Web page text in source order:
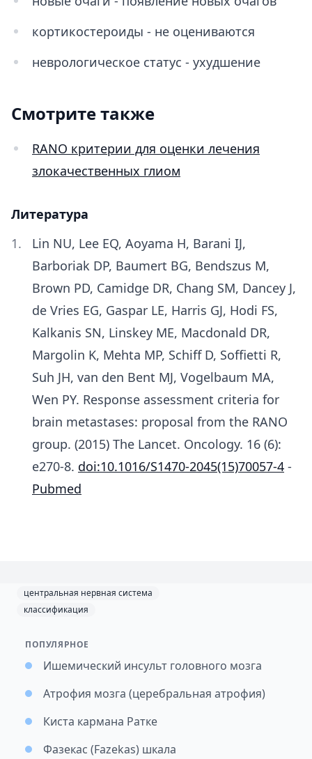
кортикостероиды - не оцениваются
неврологическое статус - ухудшение
Смотрите также
RANO критерии для оценки лечения
злокачественных глиом
Литература
Lin NU, Lee EQ, Aoyama H, Barani IJ,
Barboriak DP, Baumert BG, Bendszus M,
Brown PD, Camidge DR, Chang SM, Dancey J,
de Vries EG, Gaspar LE, Harris GJ, Hodi FS,
Kalkanis SN, Linskey ME, Macdonald DR,
Margolin K, Mehta MP, Schiff D, Soffietti R,
Suh JH, van den Bent MJ, Vogelbaum MA,
Wen PY. Response assessment criteria for
brain metastases: proposal from the RANO
group. (2015) The Lancet. Oncology. 16 (6):
e270-8. doi:10.1016/S1470-2045(15)70057-4 -
Pubmed
центральная нервная система
классификация
ПОПУЛЯРНОЕ
Ишемический инсульт головного мозга
Атрофия мозга (церебральная атрофия)
Киста кармана Ратке
Фазекас (Fazekas) шкала